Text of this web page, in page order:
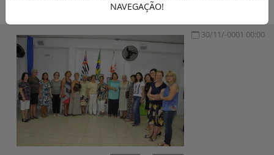
SEMANÁRIO ZONA NORTE
30/11/-0001 00:00
NAVEGAÇÃO!